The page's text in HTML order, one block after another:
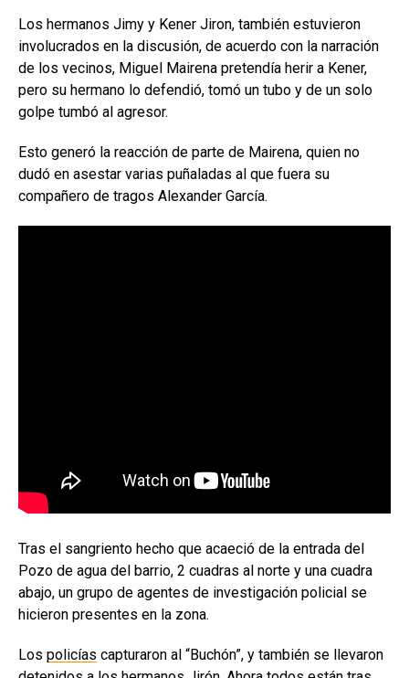
Los hermanos Jimy y Kener Jiron, también estuvieron
involucrados en la discusión, de acuerdo con la narración
de los vecinos, Miguel Mairena pretendía herir a Kener,
pero su hermano lo defendió, tomó un tubo y de un solo
golpe tumbó al agresor.
Esto generó la reacción de parte de Mairena, quien no
dudó en asestar varias puñaladas al que fuera su
compañero de tragos Alexander García.
Tras el sangriento hecho que acaeció de la entrada del
Pozo de agua del barrio, 2 cuadras al norte y una cuadra
abajo, un grupo de agentes de investigación policial se
hicieron presentes en la zona.
Los policías capturaron al “Buchón”, y también se llevaron